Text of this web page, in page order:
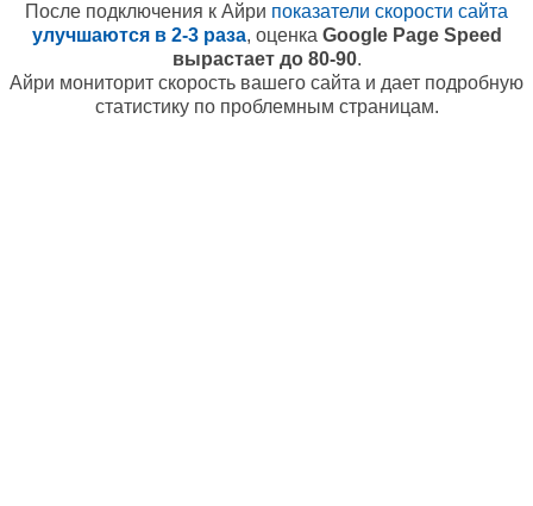
После подключения к Айри показатели скорости сайта
улучшаются в 2-3 раза, оценка Google Page Speed
вырастает до 80-90.
Айри мониторит скорость вашего сайта и дает подробную
статистику по проблемным страницам.